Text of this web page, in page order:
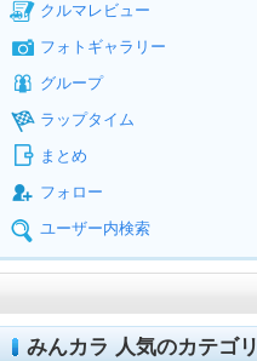
クルマレビュー
フォトギャラリー
グループ
ラップタイム
まとめ
フォロー
ユーザー内検索
みんカラ 人気のカテゴリ